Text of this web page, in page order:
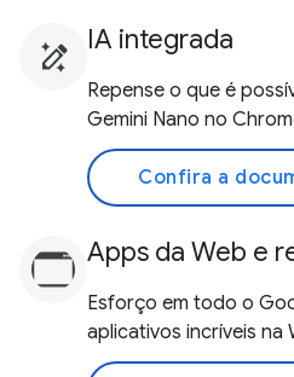
IA integrada
Repense o que é
Gemini Nano no
Confira a
Apps da Web e
Esforço em todo o
aplicativos incríveis na